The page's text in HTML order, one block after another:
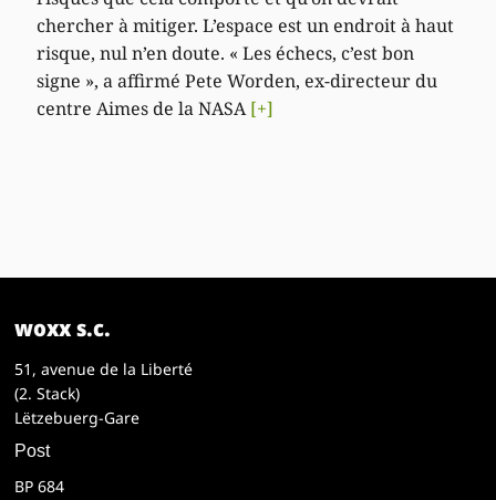
chercher à mitiger. L’espace est un endroit à haut
risque, nul n’en doute. « Les échecs, c’est bon
signe », a affirmé Pete Worden, ex-directeur du
centre Aimes de la NASA[+]
woxx s.c.
51, avenue de la Liberté
(2. Stack)
Lëtzebuerg-Gare
Post
BP 684